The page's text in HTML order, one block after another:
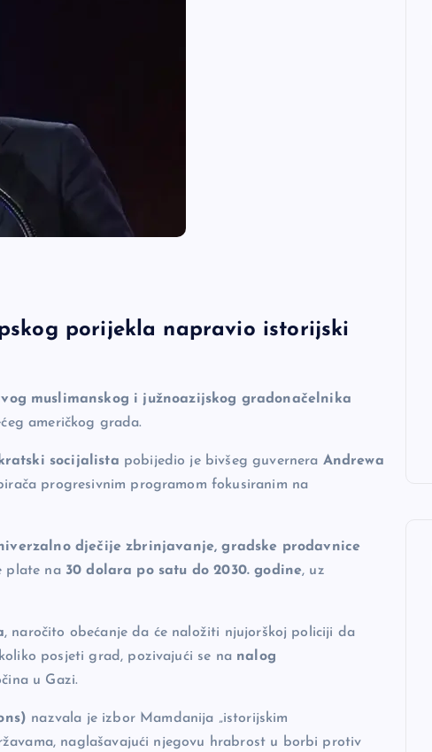
porijekla napravio istorijski
muslimanskog i južnoazijskog gradonačelnika
američkog grada.
socijalista pobijedio je bivšeg guvernera Andrewa
progresivnim programom fokusiranim na
dječije zbrinjavanje, gradske prodavnice
plate na 30 dolara po satu do 2030. godine, uz
, naročito obećanje da će naložiti njujorškoj policiji da
posjeti grad, pozivajući se na nalog
u Gazi.
nazvala je izbor Mamdanija „istorijskim
naglašavajući njegovu hrabrost u borbi protiv